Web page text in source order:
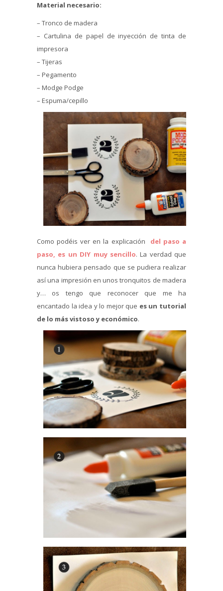
Material necesario:
– Tronco de madera
– Cartulina de papel de inyección de tinta de
impresora
– Tijeras
– Pegamento
– Modge Podge
– Espuma/cepillo
Como podéis ver en la explicación del paso a
paso, es un DIY muy sencillo. La verdad que
nunca hubiera pensado que se pudiera realizar
así una impresión en unos tronquitos de madera
y… os tengo que reconocer que me ha
encantado la idea y lo mejor que es un tutorial
de lo más vistoso y económico.